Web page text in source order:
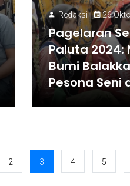
Redaksi 26
Pagelaran
Paluta 2024:
Bumi
Pesona Seni
2 3 4 5